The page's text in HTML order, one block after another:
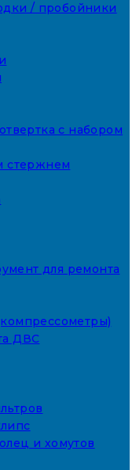
/ пробойники
с набором
стержнем
для ремонта
ДВС
и хомутов